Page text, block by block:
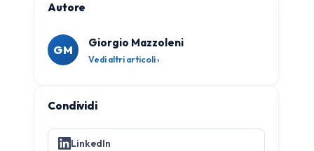
Autore
GM
Giorgio Mazzoleni
Vedi altri articoli ›
Condividi
LinkedIn